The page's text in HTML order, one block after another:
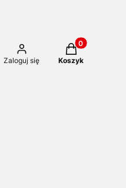
Zaloguj się
Produkty w
Koszyk